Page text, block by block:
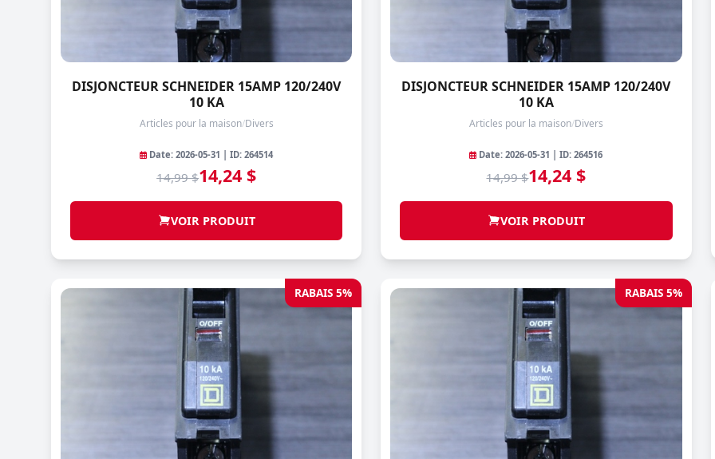
DISJONCTEUR SCHNEIDER 15AMP 120/240V
10 KA
Articles pour la maison/Divers
Date: 2026-05-31 | ID: 264514
14,99 $14,24 $
VOIR PRODUIT
DISJONCTEUR SCHNEIDER 15AMP 120/240V
10 KA
Articles pour la maison/Divers
Date: 2026-05-31 | ID: 264516
14,99 $14,24 $
VOIR PRODUIT
RABAIS 5% RABAIS 5%